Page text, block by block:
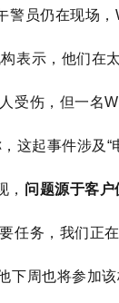
警员仍在现场
表示，他们在
受伤，但一名
这起事件涉及“
， 问题源于客
任务，我们正
下周也将参加